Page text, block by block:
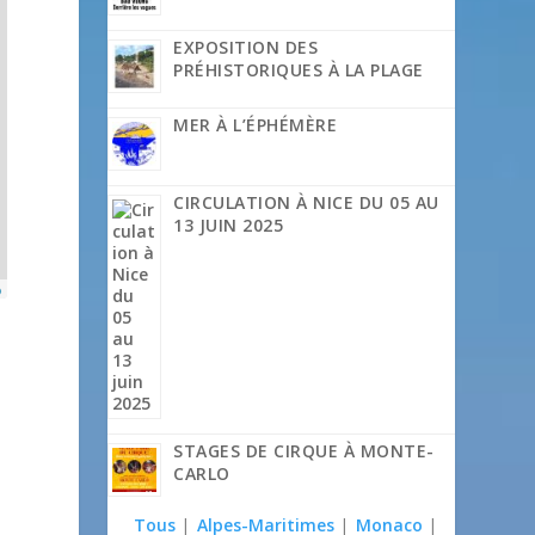
EXPOSITION DES
PRÉHISTORIQUES À LA PLAGE
MER À L’ÉPHÉMÈRE
CIRCULATION À NICE DU 05 AU
13 JUIN 2025
STAGES DE CIRQUE À MONTE-
CARLO
Tous | Alpes-Maritimes | Monaco |